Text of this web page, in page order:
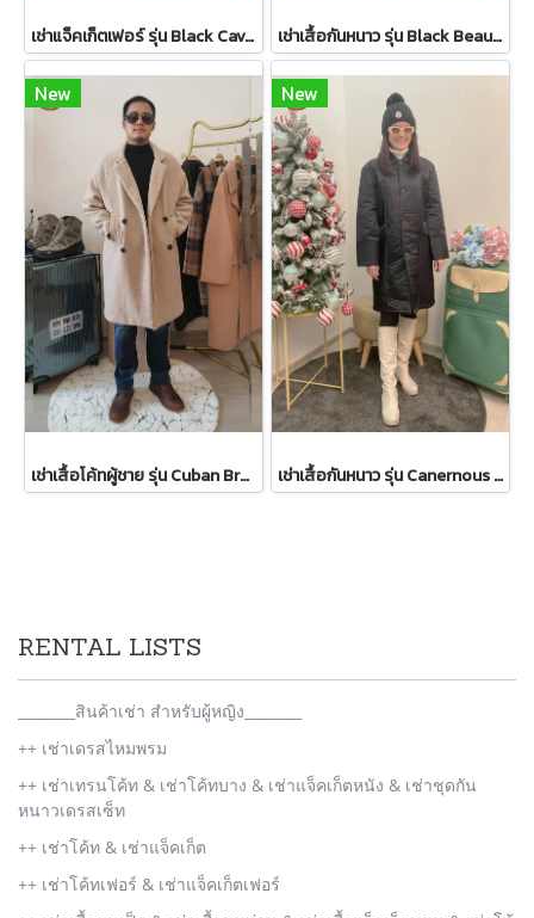
เช่าแจ็คเก็ตเฟอร์ รุ่น Black Cavernous Fur Jacket 2111GCF1779FABK1 เช่าเสื้อกันหนาว รุ่น Black Beauty Single Breasted Coat 2108GCL1544FABK1
New
เช่าเสื้อโค้ทผู้ชาย รุ่น Cuban Brown Sand Double Breasted Coat 2107GCL1133FABR1
New
เช่าเสื้อกันหนาว รุ่น Canernous Black Single Breasted Coat 2109GCT1630FABK1
RENTAL LISTS
________สินค้าเช่า สำหรับผู้หญิง________
++ เช่าเดรสไหมพรม
++ เช่าเทรนโค้ท & เช่าโค้ทบาง & เช่าแจ็คเก็ตหนัง & เช่าชุดกัน
หนาวเดรสเซ็ท
++ เช่าโค้ท & เช่าแจ็คเก็ต
++ เช่าโค้ทเฟอร์ & เช่าแจ็คเก็ตเฟอร์